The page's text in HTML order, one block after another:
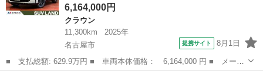
6,164,000円
クラウン
11,300km
2025年
名古屋市
提携サイト 8月1日
■ 支払総額: 629.9万円 ■ 車両本体価格： 6,164,000 円 ■ メーカ